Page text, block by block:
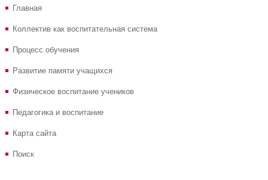
Главная
Коллектив как воспитательная система
Процесс обучения
Развитие памяти учащихся
Физическое воспитание учеников
Педагогика и воспитание
Карта сайта
Поиск